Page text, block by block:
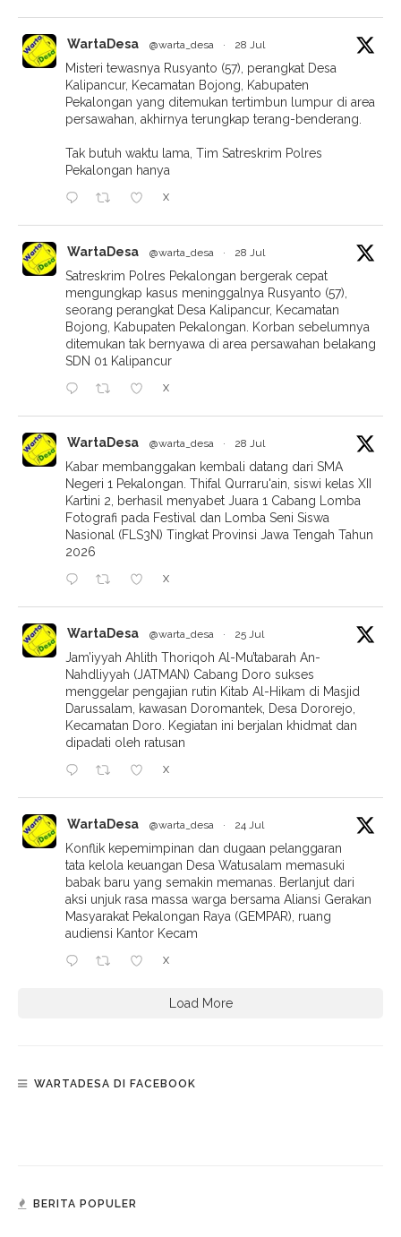
WartaDesa @warta_desa · 28 Jul
Misteri tewasnya Rusyanto (57), perangkat Desa
Kalipancur, Kecamatan Bojong, Kabupaten
Pekalongan yang ditemukan tertimbun lumpur di area
persawahan, akhirnya terungkap terang-benderang.
Tak butuh waktu lama, Tim Satreskrim Polres
Pekalongan hanya
X
WartaDesa @warta_desa · 28 Jul
Satreskrim Polres Pekalongan bergerak cepat
mengungkap kasus meninggalnya Rusyanto (57),
seorang perangkat Desa Kalipancur, Kecamatan
Bojong, Kabupaten Pekalongan. Korban sebelumnya
ditemukan tak bernyawa di area persawahan belakang
SDN 01 Kalipancur
X
WartaDesa @warta_desa · 28 Jul
Kabar membanggakan kembali datang dari SMA
Negeri 1 Pekalongan. Thifal Qurraru'ain, siswi kelas XII
Kartini 2, berhasil menyabet Juara 1 Cabang Lomba
Fotografi pada Festival dan Lomba Seni Siswa
Nasional (FLS3N) Tingkat Provinsi Jawa Tengah Tahun
2026
X
WartaDesa @warta_desa · 25 Jul
Jam’iyyah Ahlith Thoriqoh Al-Mu’tabarah An-
Nahdliyyah (JATMAN) Cabang Doro sukses
menggelar pengajian rutin Kitab Al-Hikam di Masjid
Darussalam, kawasan Doromantek, Desa Dororejo,
Kecamatan Doro. Kegiatan ini berjalan khidmat dan
dipadati oleh ratusan
X
WartaDesa @warta_desa · 24 Jul
Konflik kepemimpinan dan dugaan pelanggaran
tata kelola keuangan Desa Watusalam memasuki
babak baru yang semakin memanas. Berlanjut dari
aksi unjuk rasa massa warga bersama Aliansi Gerakan
Masyarakat Pekalongan Raya (GEMPAR), ruang
audiensi Kantor Kecam
X
Load More
WARTADESA DI FACEBOOK
BERITA POPULER